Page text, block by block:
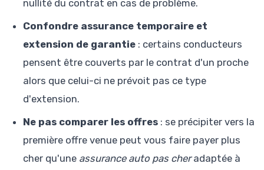
nullité du contrat en cas de problème.
Confondre assurance temporaire et
extension de garantie : certains conducteurs
pensent être couverts par le contrat d'un proche
alors que celui-ci ne prévoit pas ce type
d'extension.
Ne pas comparer les offres : se précipiter vers la
première offre venue peut vous faire payer plus
cher qu'une assurance auto pas cheradaptée à